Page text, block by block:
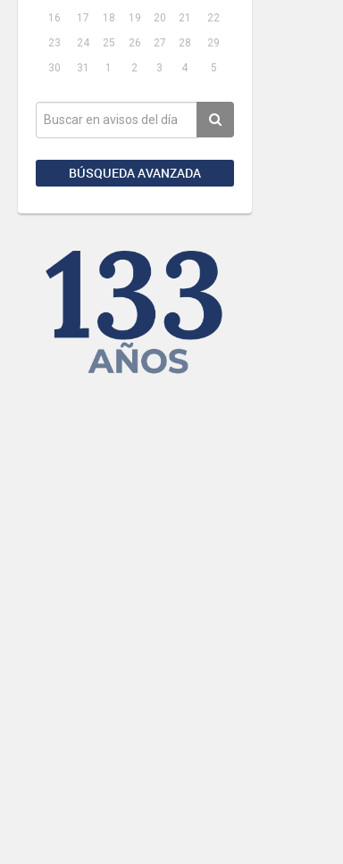
16
17 18 19 20 21
22
23
24 25 26 27 28
29
30
31 1 2 3 4 5
BÚSQUEDA AVANZADA